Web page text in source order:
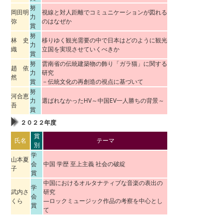
岡田明
弥
努
力
賞
視線と対人距離でコミュニケーションが図れる
のはなぜか
林 史
織
努
力
賞
移りゆく観光需要の中で日本はどのように観光
立国を実現させていくべきか
趙 依
然
努
力
賞
雲南省の伝統建築物の飾り「ガラ猫」に関する
研究
－伝統文化の再創造の視点に基づいて
河合恵
吾
努
力
賞
選ばれなかったHV～中国EV一人勝ちの背景～
２０２２年度
氏名
賞
別
テーマ
山本夏
子
学
会
賞
中国 学歴 至上主義 社会の破綻
武内さ
くら
学
会
賞
中国におけるオルタナティブな音楽の表出の
研究
―ロックミュージック作品の考察を中心とし
て